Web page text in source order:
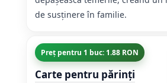
de susținere în familie.
Preț pentru 1 buc: 1.88 RON
Carte pentru părinți